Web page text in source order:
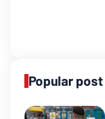
Popular post